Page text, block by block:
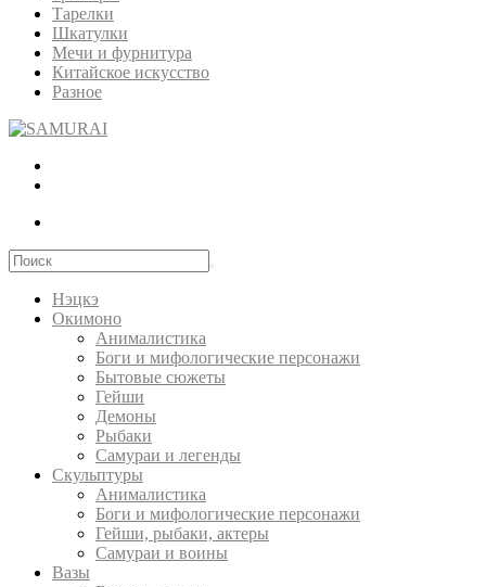
Тарелки
Шкатулки
Мечи и фурнитура
Китайское искусство
Разное
Нэцкэ
Окимоно
Анималистика
Боги и мифологические персонажи
Бытовые сюжеты
Гейши
Демоны
Рыбаки
Самураи и легенды
Скульптуры
Анималистика
Боги и мифологические персонажи
Гейши, рыбаки, актеры
Самураи и воины
Вазы